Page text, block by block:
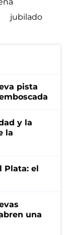
jubilado
pista
y la
la
Plata: el
una